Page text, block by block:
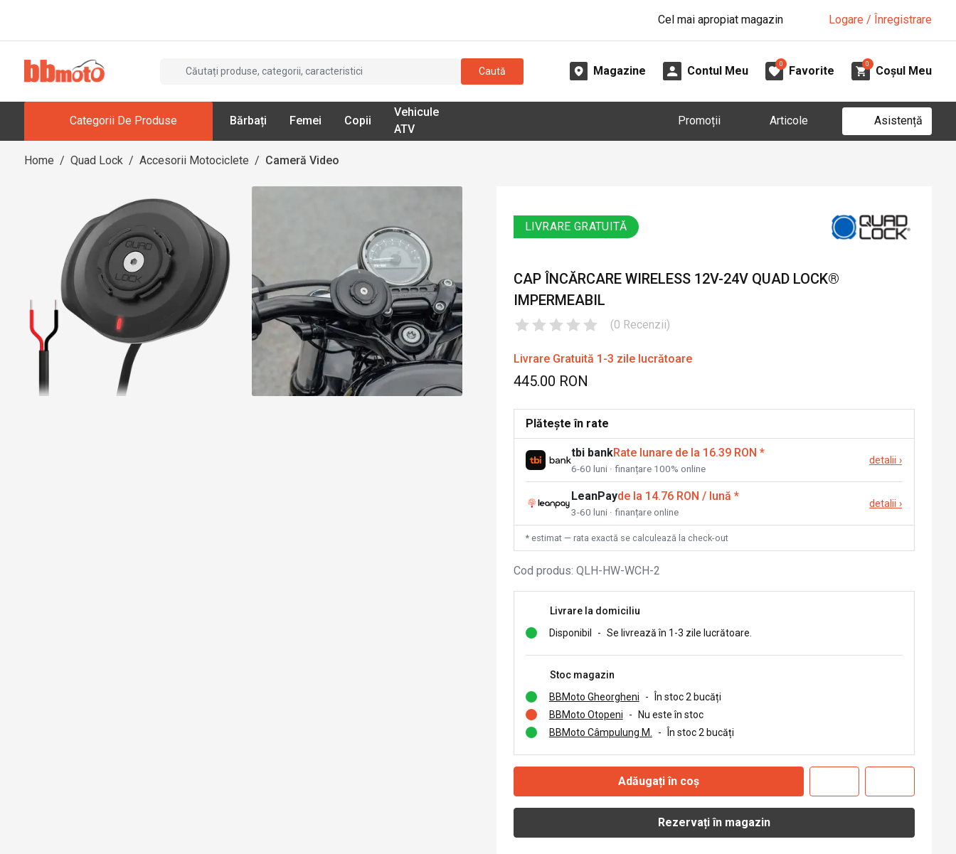
Cel mai apropiat magazin Logare / Înregistrare
Caută Magazine Contul Meu
0
Favorite
0
Coșul Meu
Categorii De Produse Bărbați Femei Copii
Vehicule
ATV
Promoții Articole Asistență
Home / Quad Lock / Accesorii Motociclete / Cameră Video
LIVRARE GRATUITĂ
CAP ÎNCĂRCARE WIRELESS 12V-24V QUAD LOCK®
IMPERMEABIL
(0 Recenzii)
Livrare Gratuită 1-3 zile lucrătoare
445.00 RON
Plătește în rate
tbi bankRate lunare de la 16.39 RON *
6-60 luni · finanțare 100% online
detalii ›
LeanPayde la 14.76 RON / lună *
3-60 luni · finanțare online
detalii ›
* estimat — rata exactă se calculează la check-out
Cod produs: QLH-HW-WCH-2
Livrare la domiciliu
Disponibil
- Se livrează în 1-3 zile lucrătoare.
Stoc magazin
BBMoto Gheorgheni
- În stoc 2 bucăți
BBMoto Otopeni
- Nu este în stoc
BBMoto Câmpulung M.
- În stoc 2 bucăți
Adăugați în coș
Rezervați în magazin